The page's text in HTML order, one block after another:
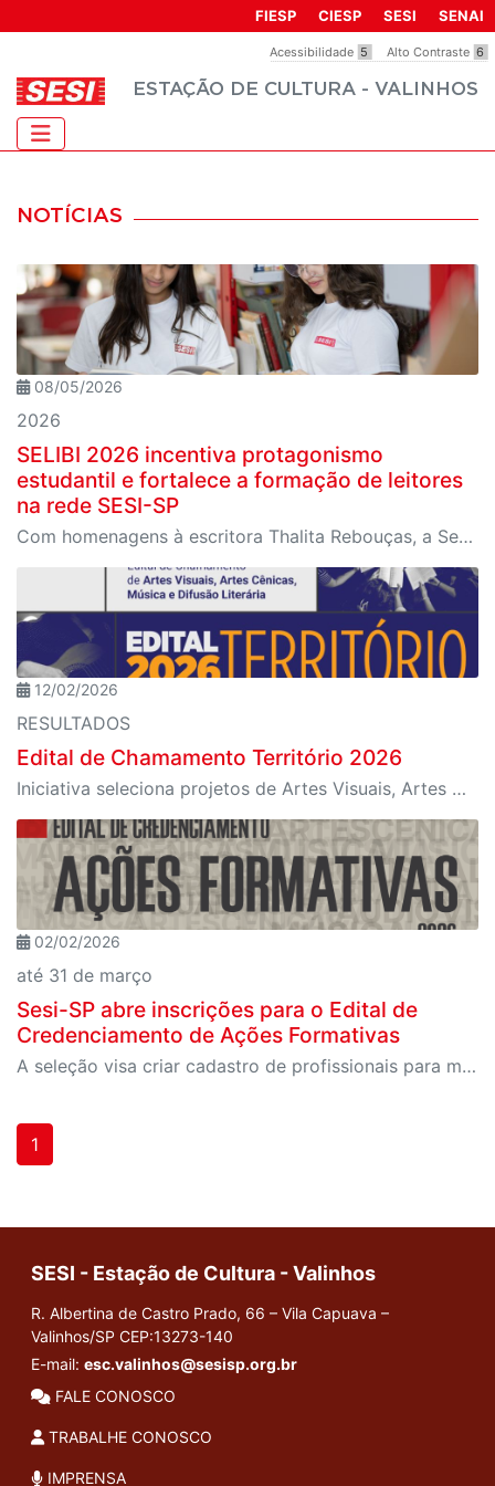
Acessibilidade 5 Alto Contraste 6
FIESP CIESP SESI SENAI
ESTAÇÃO DE CULTURA - VALINHOS
NOTÍCIAS
08/05/2026
2026
SELIBI 2026 incentiva protagonismo
estudantil e fortalece a formação de leitores
na rede SESI-SP
Com homenagens à escritora Thalita Rebouças, a Semana do Livro e da Biblioteca promove criatividade, produção autoral e diferentes formas de expressão entre estudantes da Educação Infantil à EJA
12/02/2026
RESULTADOS
Edital de Chamamento Território 2026
Iniciativa seleciona projetos de Artes Visuais, Artes Cênicas, Música e Difusão Literária para ocupação dos espaços culturais da instituição em diferentes regiões de São Paulo
02/02/2026
até 31 de março
Sesi-SP abre inscrições para o Edital de
Credenciamento de Ações Formativas
A seleção visa criar cadastro de profissionais para ministrar oficinas, palestras, workshops e outras atividades formativas em unidades do Sesi-SP em todo o estado
1
SESI - Estação de Cultura - Valinhos
R. Albertina de Castro Prado, 66 – Vila Capuava –
Valinhos/SP CEP:13273-140
E-mail: esc.valinhos@sesisp.org.br
FALE CONOSCO
TRABALHE CONOSCO
IMPRENSA